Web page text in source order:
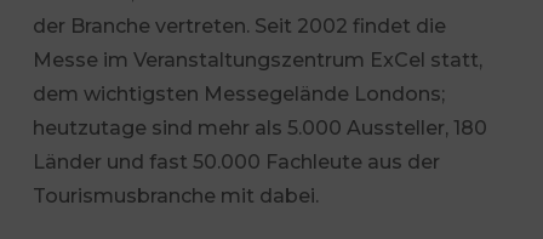
der Branche vertreten. Seit 2002 findet die
Messe im Veranstaltungszentrum ExCel statt,
dem wichtigsten Messegelände Londons;
heutzutage sind mehr als 5.000 Aussteller, 180
Länder und fast 50.000 Fachleute aus der
Tourismusbranche mit dabei.